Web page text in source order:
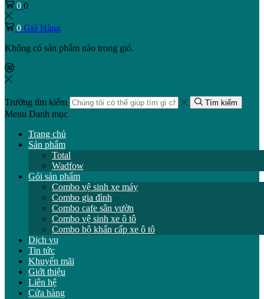
0 0
0 Giỏ Hàng
Không có sản phẩm nào trong giỏ.
Trường tìm kiếm Tìm kiếm
Menu Danh mục
Trang chủ
Sản phẩm
Total
Wadfow
Gói sản phẩm
Combo vệ sinh xe máy
Combo gia đình
Combo cafe sân vườn
Combo vệ sinh xe ô tô
Combo bộ khẩn cấp xe ô tô
Dịch vụ
Tin tức
Khuyến mãi
Giới thiệu
Liên hệ
Cửa hàng